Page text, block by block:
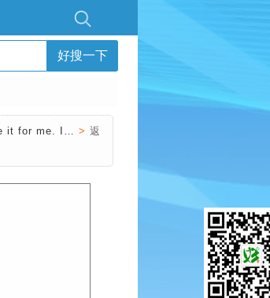
好搜一下
it for me. I… >返